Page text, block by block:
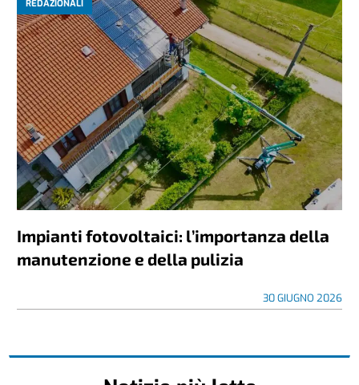
REDAZIONALI
Impianti fotovoltaici: l’importanza della
manutenzione e della pulizia
30 GIUGNO 2026